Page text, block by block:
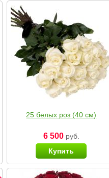
25 белых роз (40 см)
6 500руб.
Купить